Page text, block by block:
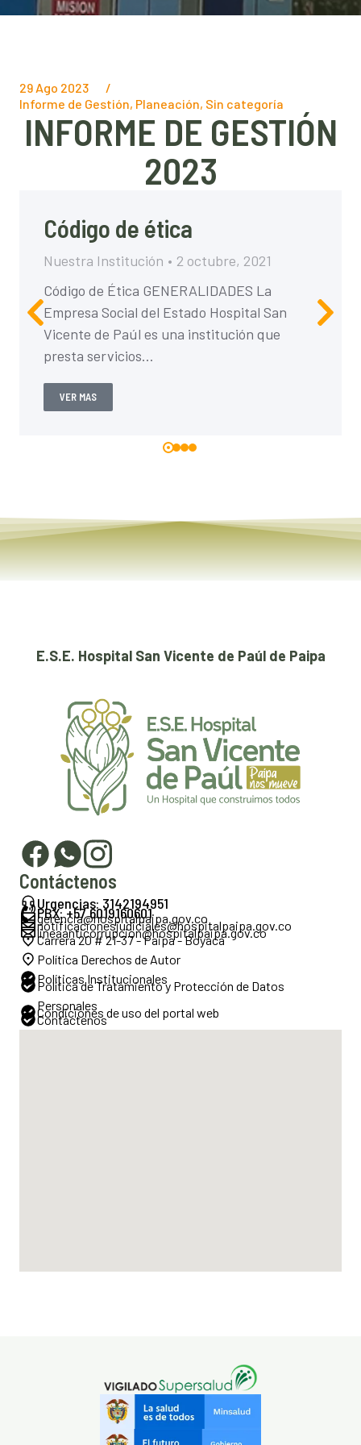
29 Ago 2023
/
Informe de Gestión, Planeación, Sin categoría
INFORME DE GESTIÓN
2023
Código de ética
Nuestra Institución
2 octubre, 2021
Código de Ética GENERALIDADES La
Empresa Social del Estado Hospital San
Vicente de Paúl es una institución que
presta servicios…
VER MAS
E.S.E. Hospital San Vicente de Paúl de Paipa
Contáctenos
Urgencias: 3142194951
PBX: +57 6019160601
gerencia@hospitalpaipa.gov.co
notificacionesjudiciales@hospitalpaipa.gov.co
lineaanticorrupcion@hospitalpaipa.gov.co
Carrera 20 # 21-37 - Paipa - Boyacá
Política Derechos de Autor
Políticas Institucionales
Política de Tratamiento y Protección de Datos
Personales
Condiciones de uso del portal web
Contáctenos